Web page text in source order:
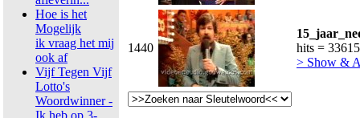
Hoe is het
Mogelijk
ik vraag het mij
ook af
Vijf Tegen Vijf
Lotto's
Woordwinner -
Ik heb op 3-
1440
hits = 33615
> Show &